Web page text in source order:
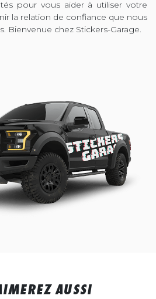
pour vous aider à utiliser votre
la relation de confiance que nous
Bienvenue chez Stickers-Garage.
AUSSI